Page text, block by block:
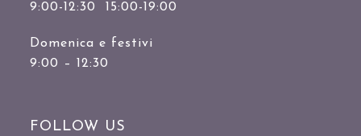
9:00-12:30 15:00-19:00
Domenica e festivi
9:00 – 12:30
FOLLOW US